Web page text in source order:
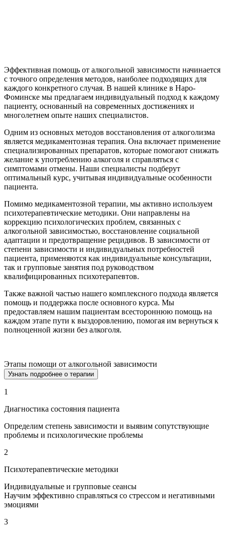
Эффективная помощь от алкогольной зависимости начинается
с точного определения методов, наиболее подходящих для
каждого конкретного случая. В нашей клинике в Наро-
Фоминске мы предлагаем индивидуальный подход к каждому
пациенту, основанный на современных достижениях и
многолетнем опыте наших специалистов.
Одним из основных методов восстановления от алкоголизма
является медикаментозная терапия. Она включает применение
специализированных препаратов, которые помогают снижать
желание к употреблению алкоголя и справляться с
симптомами отмены. Наши специалисты подберут
оптимальный курс, учитывая индивидуальные особенности
пациента.
Помимо медикаментозной терапии, мы активно используем
психотерапевтические методики. Они направлены на
коррекцию психологических проблем, связанных с
алкогольной зависимостью, восстановление социальной
адаптации и предотвращение рецидивов. В зависимости от
степени зависимости и индивидуальных потребностей
пациента, применяются как индивидуальные консультации,
так и групповые занятия под руководством
квалифицированных психотерапевтов.
Также важной частью нашего комплексного подхода является
помощь и поддержка после основного курса. Мы
предоставляем нашим пациентам всестороннюю помощь на
каждом этапе пути к выздоровлению, помогая им вернуться к
полноценной жизни без алкоголя.
Этапы помощи от алкогольной зависимости
Узнать подробнее о терапии
1
Диагностика состояния пациента
Определим степень зависимости и выявим сопутствующие
проблемы и психологические проблемы
2
Психотерапевтические методики
Индивидуальные и групповые сеансы
Научим эффективно справляться со стрессом и негативными
эмоциями
3